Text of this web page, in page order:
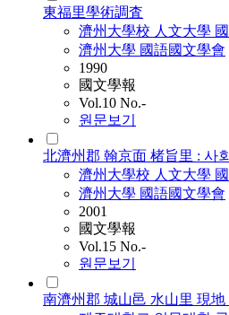
東福里學術調査
濟州大學校 人文大學
濟州大學 國語國文學會
1990
國文學報
Vol.10 No.-
원문보기
北濟州郡 翰京面 楮旨里 : 사
濟州大學校 人文大學
濟州大學 國語國文學會
2001
國文學報
Vol.15 No.-
원문보기
南濟州郡 城山邑 水山里 現地